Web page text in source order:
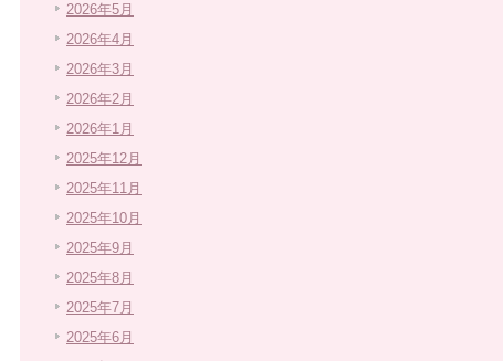
2026年5月
2026年4月
2026年3月
2026年2月
2026年1月
2025年12月
2025年11月
2025年10月
2025年9月
2025年8月
2025年7月
2025年6月